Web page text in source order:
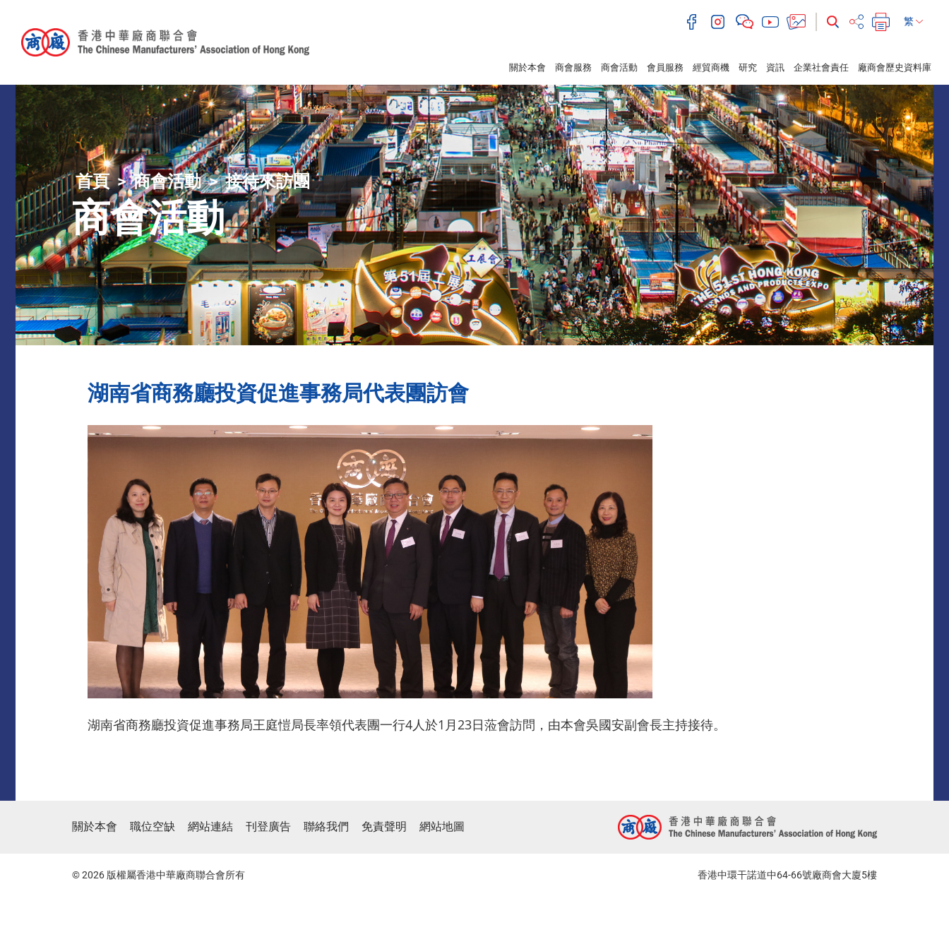
繁
關於本會 商會服務 商會活動 會員服務 經貿商機 研究 資訊 企業社會責任 廠商會歷史資料庫
首頁 商會活動 接待來訪團
商會活動
湖南省商務廳投資促進事務局代表團訪會
湖南省商務廳投資促進事務局王庭愷局長率領代表團一行4人於1月23日蒞會訪問，由本會吳國安副會長主持接待。
關於本會 職位空缺 網站連結 刊登廣告 聯絡我們 免責聲明 網站地圖
© 2026 版權屬香港中華廠商聯合會所有 香港中環干諾道中64-66號廠商會大廈5樓